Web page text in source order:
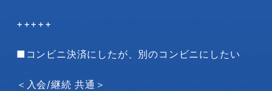
+++++
■コンビニ決済にしたが、別のコンビニにしたい
＜入会/継続 共通＞